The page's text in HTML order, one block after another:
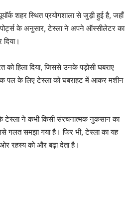
शहर स्थित प्रयोगशाला से जुड़ी हुई है, जहाँ
के अनुसार, टेस्ला ने अपने ऑस्सीलेटर का
को हिला दिया, जिससे उनके पड़ोसी घबराए
पल के लिए टेस्ला को घबराहट में आकर मशीन
टेस्ला ने कभी किसी संरचनात्मक नुकसान का
गलत समझा गया है। फिर भी, टेस्ला का यह
रहस्य को और बढ़ा देता है।